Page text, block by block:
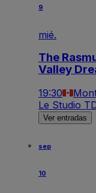
9
mié.
The
Valley
19:30
Le Studio
Ver entradas
sep
10